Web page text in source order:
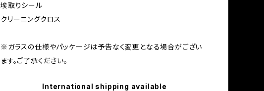
埃取りシール
クリーニングクロス
※ガラスの仕様やパッケージは予告なく変更となる場合がござい
ます。ご了承ください。
International shipping available